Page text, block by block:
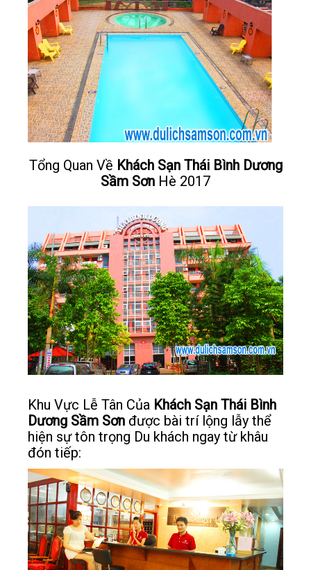
Tổng Quan Về Khách Sạn Thái Bình Dương
Sầm Sơn Hè 2017
Khu Vực Lễ Tân Của Khách Sạn Thái Bình
Dương Sầm Sơn được bài trí lộng lẫy thể
hiện sự tôn trọng Du khách ngay từ khâu
đón tiếp: